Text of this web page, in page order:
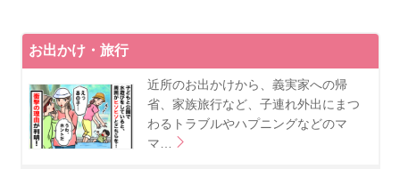
お出かけ・旅行
近所のお出かけから、義実家への帰
省、家族旅行など、子連れ外出にまつ
わるトラブルやハプニングなどのマ
マ…